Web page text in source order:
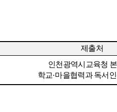
제출처
인천광역시교육청
학교·마을협력과 독서